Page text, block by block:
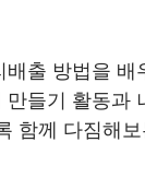
출 방법을 배
들기 활동과
함께 다짐해보